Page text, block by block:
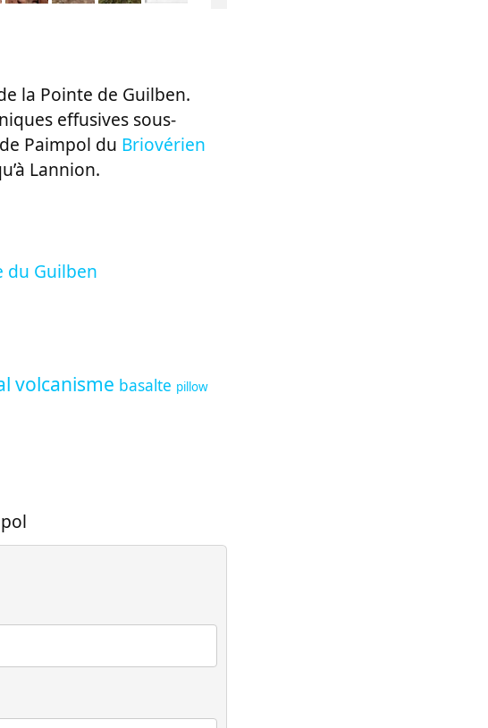
la Pointe de Guilben.
effusives sous-
Paimpol du Briovérien
Lannion.
du Guilben
volcanisme basalte pillow